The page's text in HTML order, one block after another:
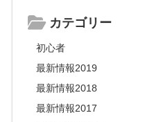
カテゴリー
初心者
最新情報2019
最新情報2018
最新情報2017